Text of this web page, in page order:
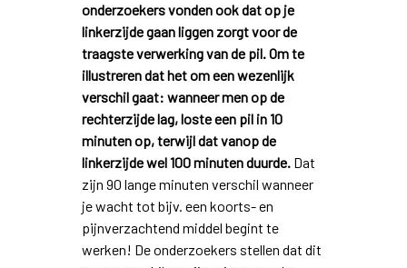
onderzoekers vonden ook dat op je
linkerzijde gaan liggen zorgt voor de
traagste verwerking van de pil. Om te
illustreren dat het om een wezenlijk
verschil gaat: wanneer men op de
rechterzijde lag, loste een pil in 10
minuten op, terwijl dat vanop de
linkerzijde wel 100 minuten duurde.Dat
zijn 90 lange minuten verschil wanneer
je wacht tot bijv. een koorts- en
pijnverzachtend middel begint te
werken! De onderzoekers stellen dat dit